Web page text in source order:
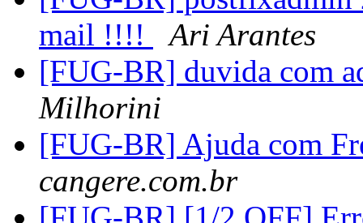
mail !!!!
Ari Arantes
[FUG-BR] duvida com
Milhorini
[FUG-BR] Ajuda com
cangere.com.br